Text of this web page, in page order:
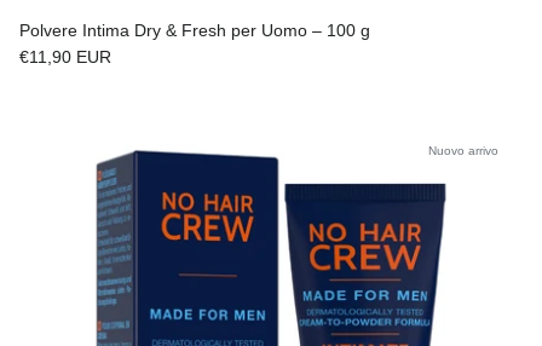
Polvere Intima Dry & Fresh per Uomo – 100 g
Prezzo normale
€11,90 EUR
Nuovo arrivo